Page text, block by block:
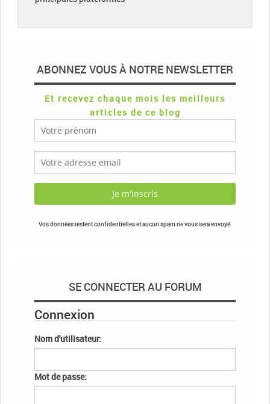
ABONNEZ VOUS À NOTRE NEWSLETTER
Et recevez chaque mois les meilleurs
articles de ce blog
Vos données restent confidentielles et aucun spam ne vous sera envoyé.
SE CONNECTER AU FORUM
Connexion
Nom d'utilisateur:
Mot de passe: